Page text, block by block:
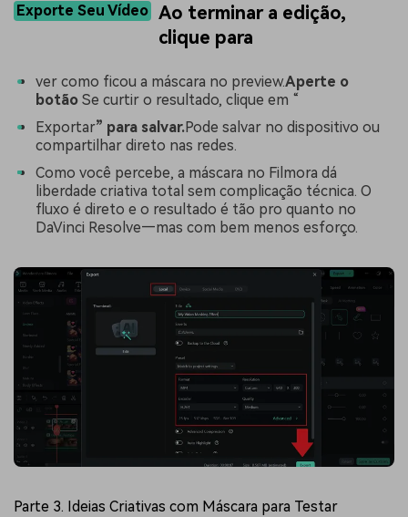
Exporte Seu Vídeo Ao terminar a edição,
clique para
ver como ficou a máscara no preview.Aperte o
botão Se curtir o resultado, clique em “
Exportar” para salvar.Pode salvar no dispositivo ou
compartilhar direto nas redes.
Como você percebe, a máscara no Filmora dá
liberdade criativa total sem complicação técnica. O
fluxo é direto e o resultado é tão pro quanto no
DaVinci Resolve—mas com bem menos esforço.
Parte 3. Ideias Criativas com Máscara para Testar